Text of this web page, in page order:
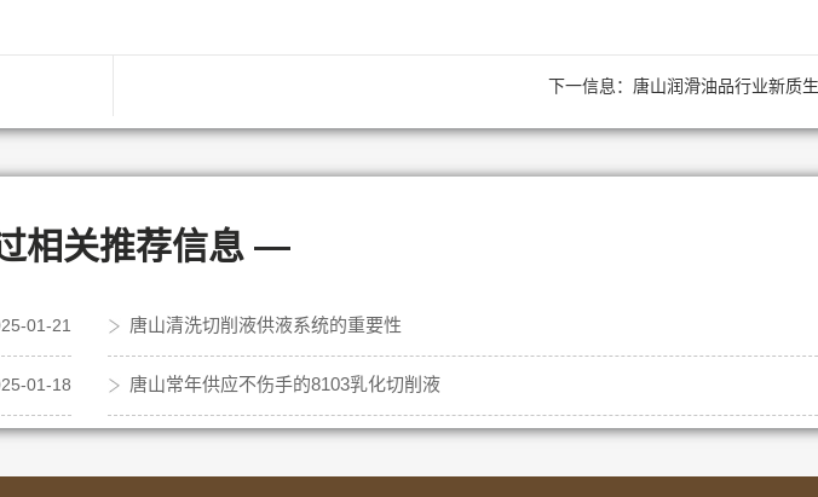
下一信息： 唐山润滑油品行业新质
相关推荐信息 —
01-21 唐山清洗切削液供液系统的重要性
01-18 唐山常年供应不伤手的8103乳化切削液